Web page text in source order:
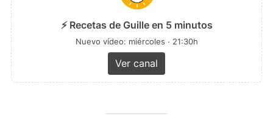
⚡ Recetas de Guille en 5 minutos
Nuevo vídeo: miércoles · 21:30h
Ver canal